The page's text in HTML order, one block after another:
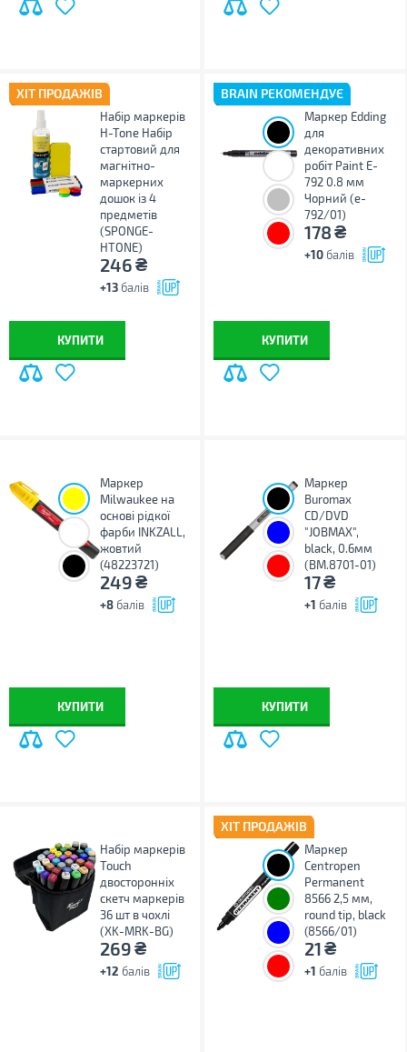
ХІТ ПРОДАЖІВ
Набір маркерів
H-Tone Набір
стартовий для
магнітно-
маркерних
дошок із 4
предметів
(SPONGE-
HTONE)
246₴
+13 балів
КУПИТИ
BRAIN РЕКОМЕНДУЄ
Маркер Edding
для
декоративних
робіт Paint E-
792 0.8 мм
Чорний (e-
792/01)
178₴
+10 балів
КУПИТИ
Маркер
Milwaukee на
основі рідкої
фарби INKZALL,
жовтий
(48223721)
249₴
+8 балів
КУПИТИ
Маркер
Buromax
CD/DVD
"JOBMAX",
black, 0.6мм
(BM.8701-01)
17₴
+1 балів
КУПИТИ
Набір маркерів
Touch
двосторонніх
скетч маркерів
36 шт в чохлі
(XK-MRK-BG)
269₴
+12 балів
ХІТ ПРОДАЖІВ
Маркер
Centropen
Permanent
8566 2,5 мм,
round tip, black
(8566/01)
21₴
+1 балів